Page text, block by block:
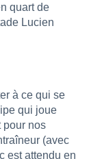
quart de
Lucien
à ce qui se
qui joue
pour nos
(avec
est attendu en